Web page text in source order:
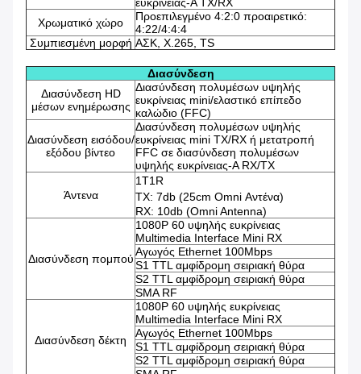
ευκρίνειας-A TX/RX
Χρωματικό χώρο
Προεπιλεγμένο 4:2:0 προαιρετικό:
4:22/4:4:4
Συμπιεσμένη μορφή ΑΣΚ, Χ.265, TS
Διασύνδεση
Διασύνδεση HD
μέσων ενημέρωσης
Διασύνδεση πολυμέσων υψηλής
ευκρίνειας mini/ελαστικό επίπεδο
καλώδιο (FFC)
Διασύνδεση εισόδου/
εξόδου βίντεο
Διασύνδεση πολυμέσων υψηλής
ευκρίνειας mini TX/RX ή μετατροπή
FFC σε διασύνδεση πολυμέσων
υψηλής ευκρίνειας-A RX/TX
Άντενα
1Τ1R
TX: 7db (25cm Omni Αντένα)
RX: 10db (Omni Antenna)
Διασύνδεση πομπού
1080P 60 υψηλής ευκρίνειας
Multimedia Interface Mini RX
Αγωγός Ethernet 100Mbps
S1 TTL αμφίδρομη σειριακή θύρα
S2 TTL αμφίδρομη σειριακή θύρα
SMA RF
Διασύνδεση δέκτη
1080P 60 υψηλής ευκρίνειας
Multimedia Interface Mini RX
Αγωγός Ethernet 100Mbps
S1 TTL αμφίδρομη σειριακή θύρα
S2 TTL αμφίδρομη σειριακή θύρα